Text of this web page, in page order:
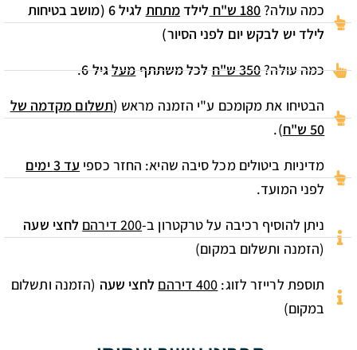
כמה עולה? 180 ש"ח לילדמתחת
לגיל 6 (מושב בטיחות
לילד יש לבקש יום לפני הסיור)
כמה עולה?350 ש"ח לכל משתתףמעלגיל 6 .
הבטיחו את מקומכם ע"י הזמנה מראש (תשלום מקדמה של
50 ש"ח
).
מדיניות ביטולים מכל סיבה שהיא: החזר כספי עד 3 ימים
לפני המועד.
ניתן להוסיף רכיבה על טרקטרון ב-200 דירהם
לחצי שעה
(הזמנה ותשלום במקום)
תוספת לרייזר לזוג: 400 דירהם לחצי שעה (הזמנה ותשלום
במקום)